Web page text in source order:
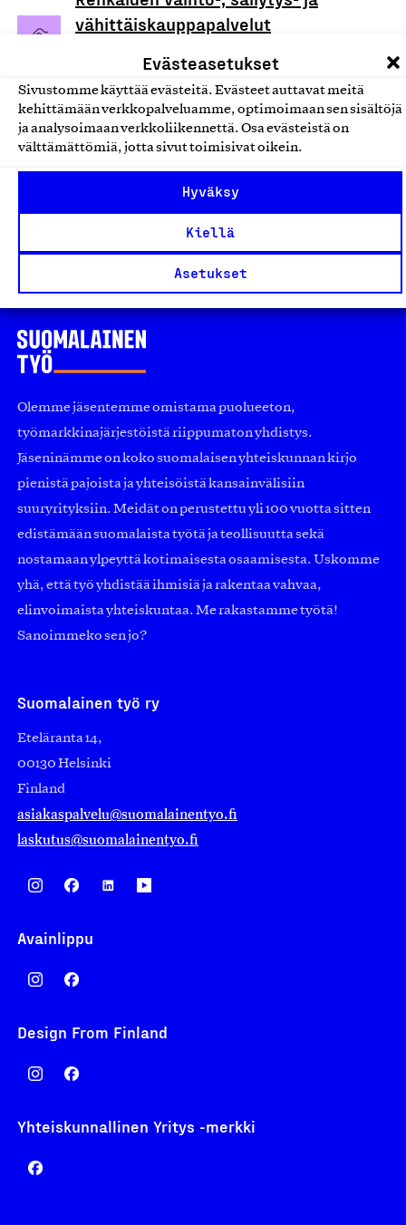
Evästeasetukset
Sivustomme käyttää evästeitä. Evästeet auttavat meitä
kehittämään verkkopalveluamme, optimoimaan sen sisältöjä
ja analysoimaan verkkoliikennettä. Osa evästeistä on
välttämättömiä, jotta sivut toimisivat oikein.
Hyväksy
Kiellä
Asetukset
vähittäiskauppapalvelut
Trukkien vähittäiskauppa-,
vuokraus- ja huoltopalvelut
Olemme jäsentemme omistama puolueeton,
työmarkkinajärjestöistä riippumaton yhdistys.
Jäseninämme on koko suomalaisen yhteiskunnan kirjo
pienistä pajoista ja yhteisöistä kansainvälisiin
suuryrityksiin. Meidät on perustettu yli 100 vuotta sitten
edistämään suomalaista työtä ja teollisuutta sekä
nostamaan ylpeyttä kotimaisesta osaamisesta. Uskomme
yhä, että työ yhdistää ihmisiä ja rakentaa vahvaa,
elinvoimaista yhteiskuntaa. Me rakastamme työtä!
Sanoimmeko sen jo?
Suomalainen työ ry
Eteläranta 14,
00130 Helsinki
Finland
asiakaspalvelu@suomalainentyo.fi
laskutus@suomalainentyo.fi
Avainlippu
Design From Finland
Yhteiskunnallinen Yritys -merkki